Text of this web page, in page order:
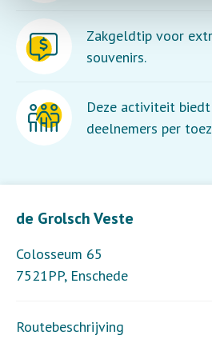
de Grolsch Veste
Colosseum 65
7521PP, Enschede
Routebeschrijving
Zakgeldtip voor
souvenirs.
Deze activiteit
deelnemers per